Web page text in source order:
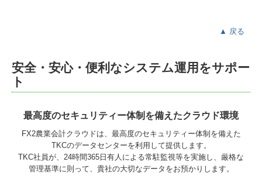
▲ 戻る
安全・安心・便利なシステム運用をサポー
ト
最高度のセキュリティー体制を備えたクラウド環境
FX2農業会計クラウドは、最高度のセキュリティー体制を備えた
TKCのデータセンターを利用して提供します。
TKC社員が、24時間365日有人による常駐監視等を実施し、厳格な
管理基準に則って、貴社の大切なデータをお預かりします。